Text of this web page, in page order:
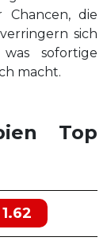
Chancen, die
sich
sofortige
macht.
Top
1.62